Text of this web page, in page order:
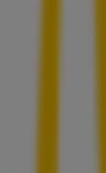
宮城県仙台市青